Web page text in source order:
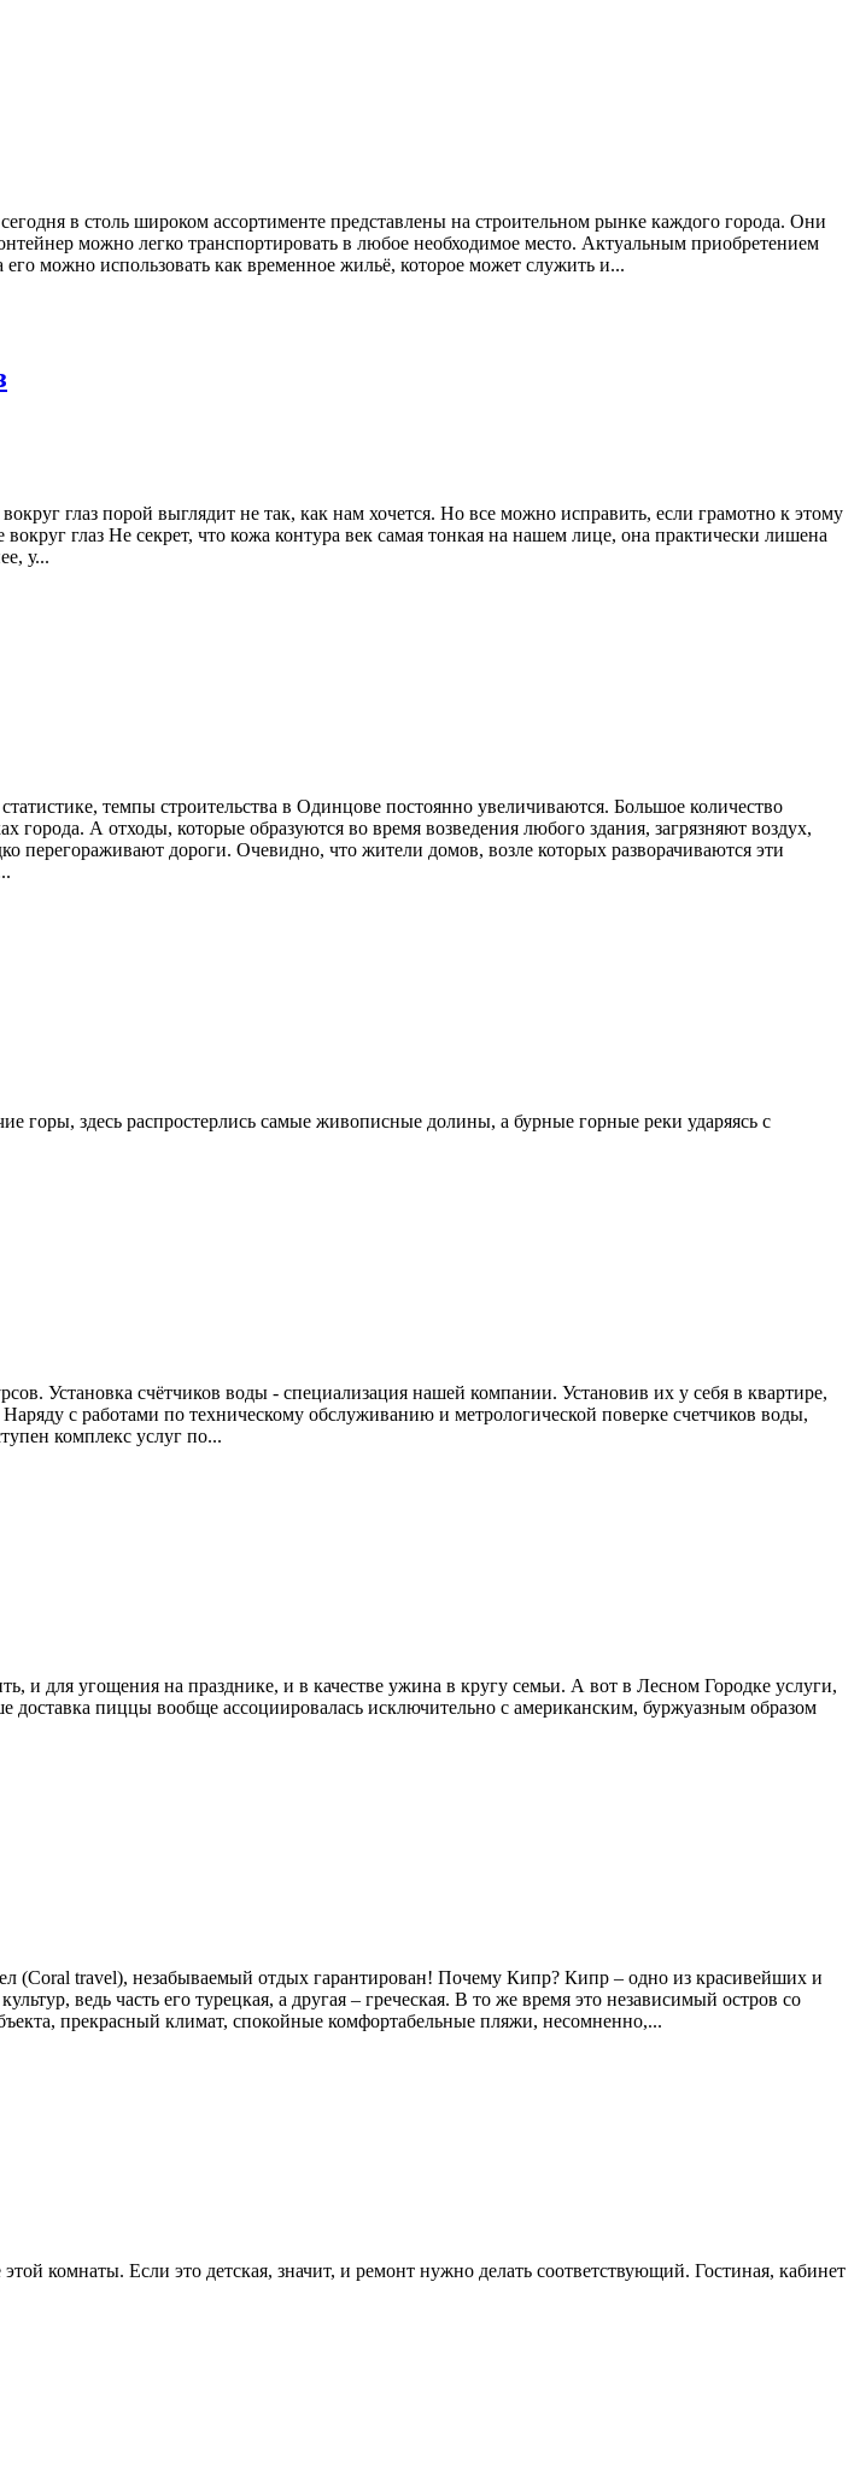
в столь широком ассортименте представлены на строительном рынке каждого города. Они
можно легко транспортировать в любое необходимое место. Актуальным приобретением
можно использовать как временное жильё, которое может служить и...
глаз порой выглядит не так, как нам хочется. Но все можно исправить, если грамотно к этому
глаз Не секрет, что кожа контура век самая тонкая на нашем лице, она практически лишена
у...
темпы строительства в Одинцове постоянно увеличиваются. Большое количество
А отходы, которые образуются во время возведения любого здания, загрязняют воздух,
дороги. Очевидно, что жители домов, возле которых разворачиваются эти
горы, здесь распростерлись самые живописные долины, а бурные горные реки ударяясь с
Установка счётчиков воды - специализация нашей компании. Установив их у себя в квартире,
с работами по техническому обслуживанию и метрологической поверке счетчиков воды,
комплекс услуг по...
и для угощения на празднике, и в качестве ужина в кругу семьи. А вот в Лесном Городке услуги,
пиццы вообще ассоциировалась исключительно с американским, буржуазным образом
(Сoral travel), незабываемый отдых гарантирован! Почему Кипр? Кипр – одно из красивейших и
ведь часть его турецкая, а другая – греческая. В то же время это независимый остров со
прекрасный климат, спокойные комфортабельные пляжи, несомненно,...
комнаты. Если это детская, значит, и ремонт нужно делать соответствующий. Гостиная, кабинет